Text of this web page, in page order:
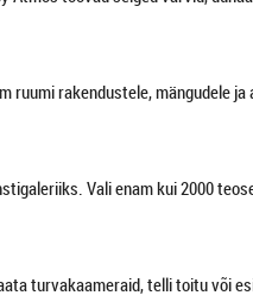
ruumi rakendustele, mängudele
Vali enam kui 2000
turvakaameraid, telli toitu või